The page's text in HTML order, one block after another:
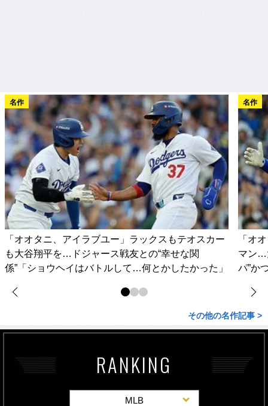
名作
「オオタニ、アイラブユー」ラックスもテオスカー
も大谷翔平を…ドジャース戦友との“幸せな関
係”「ショウヘイはバトルして…何とかしたかった」
名作
「オ
マン…
パ”か
その他の名作記事 >
RANKING
MLB